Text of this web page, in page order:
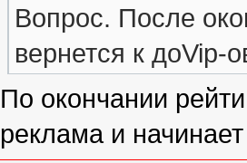
Вопрос. После
вернется к доVip-
По окончании
реклама и